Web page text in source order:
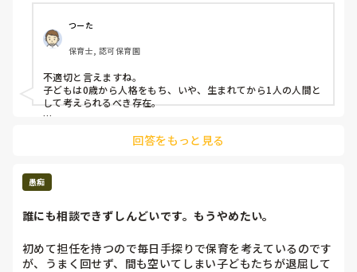
しばらく放置…ということがありました
おそらくそのサークルは、泣いたりぐずったりする子どもを
入れるためだけに置いているような感じでした
バタバタしている中で1対1の関わりが難しいのもわかります
が、皆から離して1人ポーンとサークルに入れられている状
況は、異様に見えました
市への通報も考えています
つーた
保育士, 認可保育園
不適切と言えますね。
子どもは0歳から人格をもち、いや、生まれてから1人の人間と
して考えられるべき存在。
と、僕はそこにいる保育士たちの力量を疑います。こんなこと
そのレベル、と世の中から見られるだけになる。保育園なら、
子ども1人ひとりの尊厳を大切に考えて対応すべきですから
働いていた園では、1歳児クラスでそれこそサークルを置い
て、子どもを待たせるときはその中に入れ込む、保育が行われ
ていました。
回答をもっと見る
愚痴
誰にも相談できずしんどいです。もうやめたい。
初めて担任を持つので毎日手探りで保育を考えているのです
が、うまく回せず、間も空いてしまい子どもたちが退屈して